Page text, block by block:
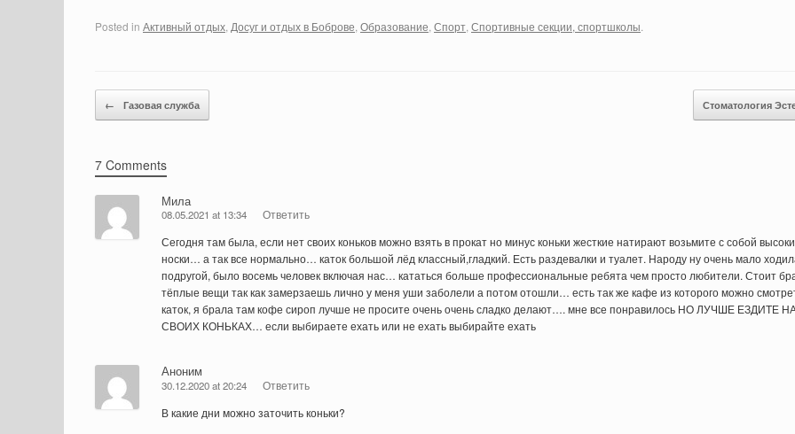
Posted in Активный отдых Досуг и отдых в Боброве Образование Спорт Спортивные секции, спортшколы
Post navigation
← Газовая служба Стоматология
7 Comments
Мила
08.05.2021 at 13:34 Ответить
Сегодня там была, если нет своих коньков можно взять в прокат но минус коньки жесткие натирают возьмите с собой
носки… а так все нормально… каток большой лёд классный,гладкий. Есть раздевалки и туалет. Народу ну очень мало
подругой, было восемь человек включая нас… кататься больше профессиональные ребята чем просто любители. Стоит
тёплые вещи так как замерзаешь лично у меня уши заболели а потом отошли… есть так же кафе из которого можно
каток, я брала там кофе сироп лучше не просите очень очень сладко делают…. мне все понравилось НО ЛУЧШЕ ЕЗДИТЕ
СВОИХ КОНЬКАХ… если выбираете ехать или не ехать выбирайте ехать
Аноним
30.12.2020 at 20:24 Ответить
В какие дни можно заточить коньки?